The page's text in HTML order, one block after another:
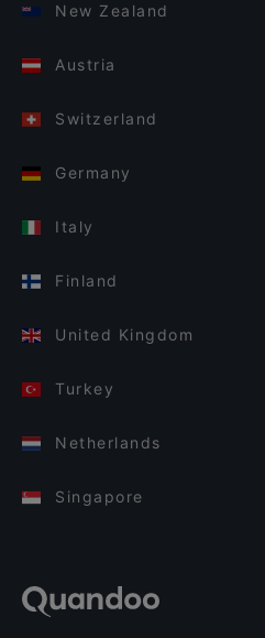
New Zealand
Austria
Switzerland
Germany
Italy
Finland
United Kingdom
Turkey
Netherlands
Singapore